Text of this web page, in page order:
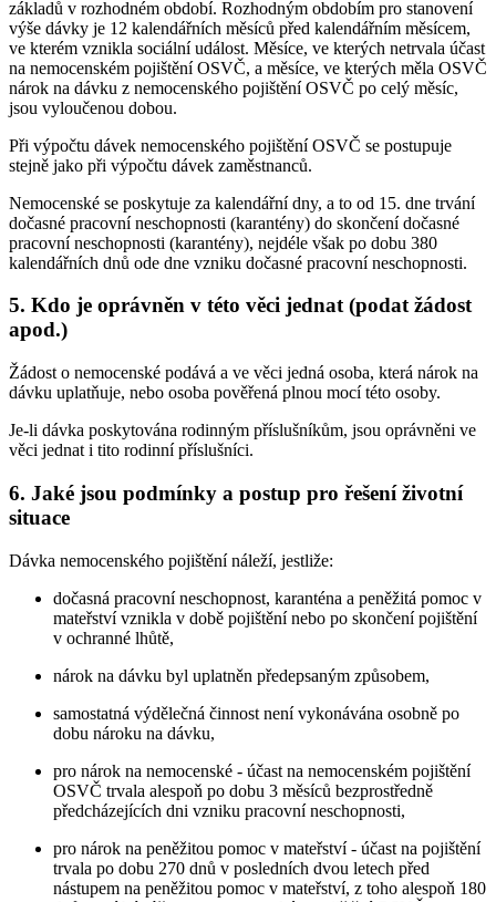
základů v rozhodném období. Rozhodným obdobím pro stanovení
výše dávky je 12 kalendářních měsíců před kalendářním měsícem,
ve kterém vznikla sociální událost. Měsíce, ve kterých netrvala účast
na nemocenském pojištění OSVČ, a měsíce, ve kterých měla OSVČ
nárok na dávku z nemocenského pojištění OSVČ po celý měsíc,
jsou vyloučenou dobou.
Při výpočtu dávek nemocenského pojištění OSVČ se postupuje
stejně jako při výpočtu dávek zaměstnanců.
Nemocenské se poskytuje za kalendářní dny, a to od 15. dne trvání
dočasné pracovní neschopnosti (karantény) do skončení dočasné
pracovní neschopnosti (karantény), nejdéle však po dobu 380
kalendářních dnů ode dne vzniku dočasné pracovní neschopnosti.
5. Kdo je oprávněn v této věci jednat (podat žádost
apod.)
Žádost o nemocenské podává a ve věci jedná osoba, která nárok na
dávku uplatňuje, nebo osoba pověřená plnou mocí této osoby.
Je-li dávka poskytována rodinným příslušníkům, jsou oprávněni ve
věci jednat i tito rodinní příslušníci.
6. Jaké jsou podmínky a postup pro řešení životní
situace
Dávka nemocenského pojištění náleží, jestliže:
dočasná pracovní neschopnost, karanténa a peněžitá pomoc v
mateřství vznikla v době pojištění nebo po skončení pojištění
v ochranné lhůtě,
nárok na dávku byl uplatněn předepsaným způsobem,
samostatná výdělečná činnost není vykonávána osobně po
dobu nároku na dávku,
pro nárok na nemocenské - účast na nemocenském pojištění
OSVČ trvala alespoň po dobu 3 měsíců bezprostředně
předcházejících dni vzniku pracovní neschopnosti,
pro nárok na peněžitou pomoc v mateřství - účast na pojištění
trvala po dobu 270 dnů v posledních dvou letech před
nástupem na peněžitou pomoc v mateřství, z toho alespoň 180